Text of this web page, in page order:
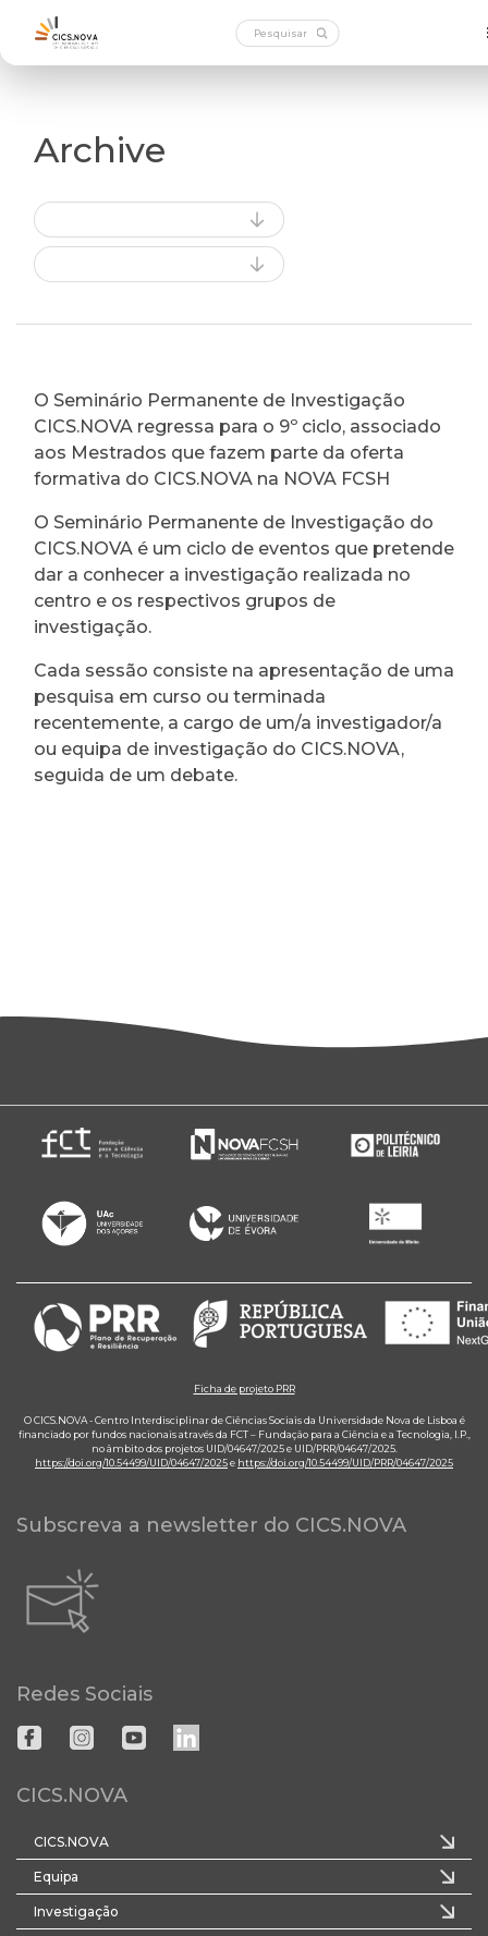
Archive
O Seminário Permanente de Investigação
CICS.NOVA regressa para o 9º ciclo, associado
aos Mestrados que fazem parte da oferta
formativa do CICS.NOVA na NOVA FCSH
O Seminário Permanente de Investigação do
CICS.NOVA é um ciclo de eventos que pretende
dar a conhecer a investigação realizada no
centro e os respectivos grupos de
investigação.
Cada sessão consiste na apresentação de uma
pesquisa em curso ou terminada
recentemente, a cargo de um/a investigador/a
ou equipa de investigação do CICS.NOVA,
seguida de um debate.
Ficha de projeto PRR
O CICS.NOVA - Centro Interdisciplinar de Ciências Sociais da Universidade Nova de Lisboa é
financiado por fundos nacionais através da FCT – Fundação para a Ciência e a Tecnologia, I.P.,
no âmbito dos projetos UID/04647/2025 e UID/PRR/04647/2025.
https://doi.org/10.54499/UID/04647/2025e https://doi.org/10.54499/UID/PRR/04647/2025
Subscreva a newsletter do CICS.NOVA
Redes Sociais
CICS.NOVA
CICS.NOVA
Equipa
Investigação